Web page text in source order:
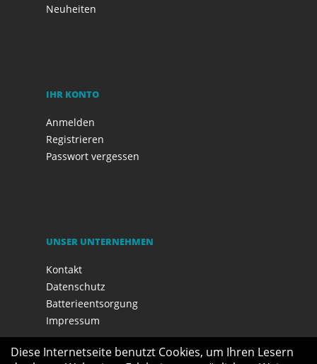
Neuheiten
IHR KONTO
Anmelden
Registrieren
Passwort vergessen
UNSER UNTERNEHMEN
Kontakt
Datenschutz
Batterieentsorgung
Impressum
Diese Internetseite benutzt Cookies, um Ihren Lesern